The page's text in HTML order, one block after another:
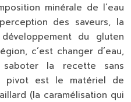
minérale de l’eau
des saveurs, la
du gluten
c’est changer d’eau,
la recette sans
pivot est le matériel de
(la caramélisation qui